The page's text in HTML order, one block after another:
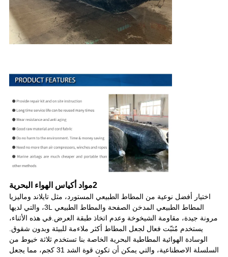
2مواد أكياس الهواء البحرية
اختيار أفضل نوعية من المطاط الطبيعي المستورد، مثل تايلاند وماليزيا
المطاط الطبيعي المدخن الصفحة والمطاط الطبيعي 3L، والتي لديها
مرونة جيدة، مقاومة الشيخوخة وعدم اتخاذ طبقة العرض.في هذه الأثناء،
يستخدم مُثبّت فعال لجعل المطاط أكثر ملاءمة للبيئة وبدون شقوق.
الوسادة الهوائية المطاطية البحرية الخاصة بنا تستخدم ثلاثة خيوط من
السلسلة الاصطناعية، والتي يمكن أن تكون قوة الشد 31 كجم، مما يجعل